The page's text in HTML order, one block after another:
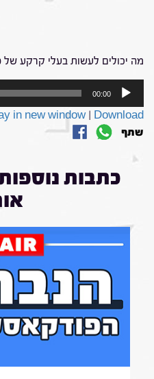
מה יכולים לעשות בעלי קרקע של
00:00
in new window| Download
שתף
כתבות נוספות